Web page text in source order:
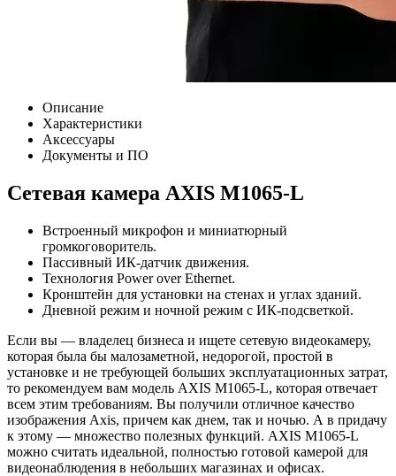
Описание
Характеристики
Аксессуары
Документы и ПО
Сетевая камера AXIS M1065-L
Встроенный микрофон и миниатюрный
громкоговоритель.
Пассивный ИК-датчик движения.
Технология Power over Ethernet.
Кронштейн для установки на стенах и углах зданий.
Дневной режим и ночной режим с ИК-подсветкой.
Если вы — владелец бизнеса и ищете сетевую видеокамеру,
которая была бы малозаметной, недорогой, простой в
установке и не требующей больших эксплуатационных затрат,
то рекомендуем вам модель AXIS M1065-L, которая отвечает
всем этим требованиям. Вы получили отличное качество
изображения Axis, причем как днем, так и ночью. А в придачу
к этому — множество полезных функций. AXIS M1065-L
можно считать идеальной, полностью готовой камерой для
видеонаблюдения в небольших магазинах и офисах.